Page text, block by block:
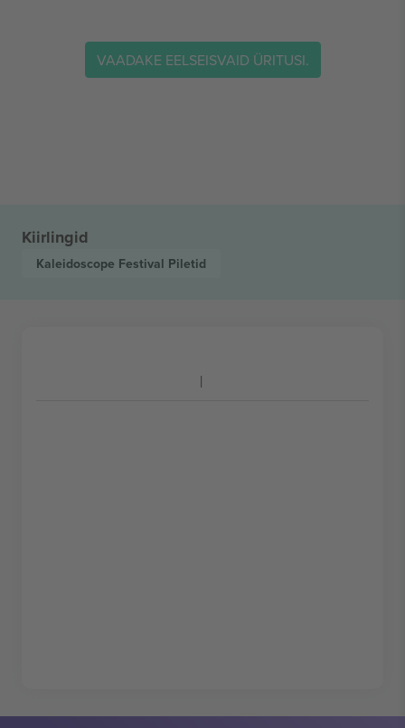
VAADAKE EELSEISVAID ÜRITUSI.
Kiirlingid
Kaleidoscope Festival Piletid